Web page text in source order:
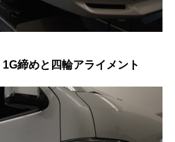
締めと四輪アライメント